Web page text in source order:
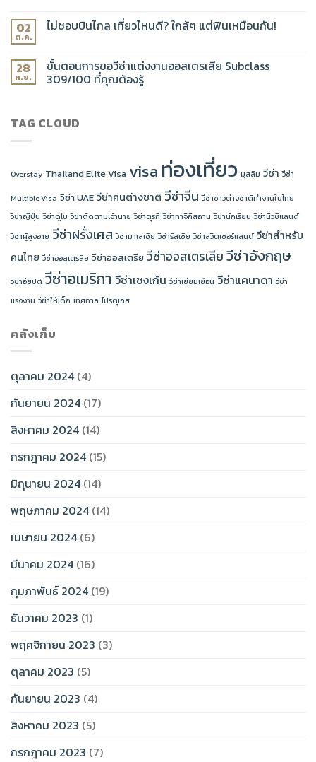
02
ต.ค.
ไม่ชอบบินไกล เที่ยวไหนดี? ใกล้ๆ แต่ฟินเหมือนกัน!
28
ก.ย.
ขั้นตอนการขอวีซ่าแต่งงานออสเตรเลีย Subclass
309/100 ที่คุณต้องรู้
TAG CLOUD
Overstay Thailand Elite Visa visa ท่องเที่ยว มุสลิม วีซ่า วีซ่า
Multiple Visa วีซ่า UAE วีซ่าคนต่างชาติ วีซ่าจีน วีซ่าชาวต่างชาติทำงานในไทย
วีซ่าญี่ปุ่น วีซ่าดูไบ วีซ่าติดตามเจ้านาย วีซ่าตุรกี วีซ่าทาจิกิสถาน วีซ่านักเรียน วีซ่านิวซีแลนด์
วีซ่าผู้สูงอายุ วีซ่าฝรั่งเศส วีซ่ามาเลเซีย วีซ่ารัสเซีย วีซ่าสวิตเซอร์แลนด์ วีซ่าสำหรับ
คนไทย วีซ่าออสเตรลีย วีซ่าออสเตรีย วีซ่าออสเตรเลียวีซ่าอังกฤษ
วีซ่าอียิปต์ วีซ่าอเมริกา วีซ่าเชงเก้น วีซ่าเยี่ยมเยือน วีซ่าแคนาดา วีซ่า
แรงงาน วีซ่าให้เด็ก เทศกาล โปรตุเกส
คลังเก็บ
ตุลาคม 2024 (4)
กันยายน 2024 (17)
สิงหาคม 2024 (14)
กรกฎาคม 2024 (15)
มิถุนายน 2024 (14)
พฤษภาคม 2024 (14)
เมษายน 2024 (6)
มีนาคม 2024 (16)
กุมภาพันธ์ 2024 (19)
ธันวาคม 2023 (1)
พฤศจิกายน 2023 (3)
ตุลาคม 2023 (5)
กันยายน 2023 (4)
สิงหาคม 2023 (5)
กรกฎาคม 2023 (7)